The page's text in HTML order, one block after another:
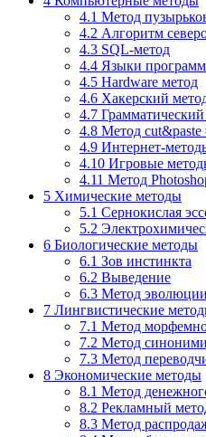
4.1 Метод
4.2 Алгоритм
4.3 SQL-метод
4.4 Языки
4.5 Hardware метод
4.6 Хакерский
4.7
4.8 Метод cut&paste
4.9 Интернет-
4.10 Игровые
4.11 Метод
5 Химические методы
5.1 Сернокислая
5.2
6 Биологические методы
6.1 Зов инстинкта
6.2 Выведение
6.3 Метод эволюции
7 Лингвистические
7.1 Метод
7.2 Метод
7.3 Метод
8 Экономические методы
8.1 Метод
8.2 Рекламный
8.3 Метод